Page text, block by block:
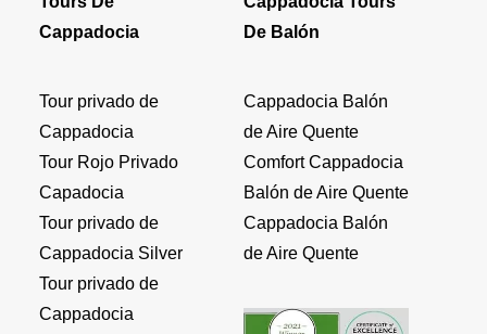
Cappadocia
Tour privado de
Cappadocia
Tour Rojo Privado
Capadocia
Tour privado de
Cappadocia Silver
Tour privado de
Cappadocia
De Balón
Cappadocia Balón
de Aire Quente
Comfort Cappadocia
Balón de Aire Quente
Cappadocia Balón
de Aire Quente